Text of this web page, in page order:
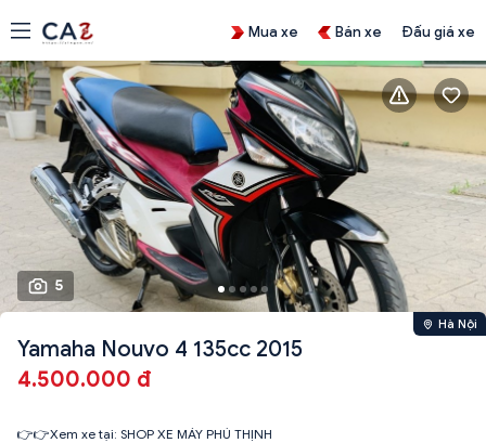
Mua xe Bán xe Đấu giá xe
5
Hà Nội
Yamaha Nouvo 4 135cc 2015
4.500.000 đ
👉👉Xem xe tại: SHOP XE MÁY PHÚ THỊNH